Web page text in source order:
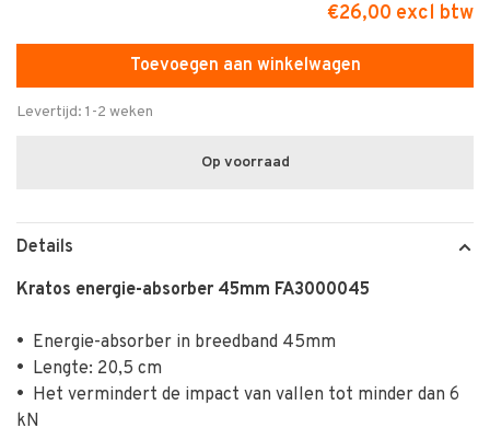
€26,00 excl btw
Toevoegen aan winkelwagen
Levertijd: 1-2 weken
Op voorraad
Details
Kratos energie-absorber 45mm FA3000045
• Energie-absorber in breedband 45mm
• Lengte: 20,5 cm
• Het vermindert de impact van vallen tot minder dan 6
kN